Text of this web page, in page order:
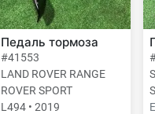
Педаль тормоза
#41553
LAND ROVER RANGE
ROVER SPORT
L494 • 2019